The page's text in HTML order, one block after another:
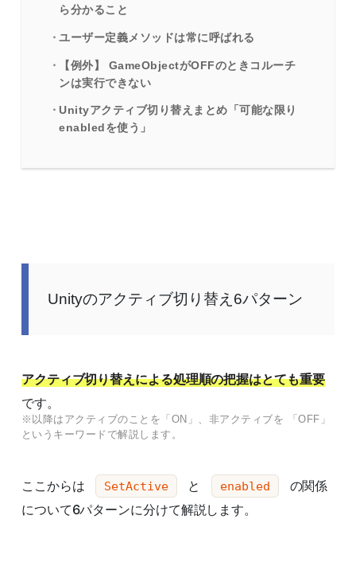
ら分かること
ユーザー定義メソッドは常に呼ばれる
【例外】 GameObjectがOFFのときコルーチ
ンは実行できない
Unityアクティブ切り替えまとめ「可能な限り
enabledを使う」
Unityのアクティブ切り替え6パターン
アクティブ切り替えによる処理順の把握はとても重要
です。
※以降はアクティブのことを「ON」、非アクティブを 「OFF」
というキーワードで解説します。
ここからは SetActive と enabled
の関係
について6パターンに分けて解説します。